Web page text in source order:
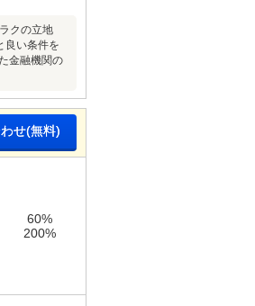
クの立地
い条件を
金融機関の
せ(無料)
60%
200%